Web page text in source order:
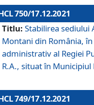
750/17.12.2021
Titlu: Stabilirea sediului
Montani din România,
administrativ al Regiei
R.A., situat în Municipiul
749/17.12.2021